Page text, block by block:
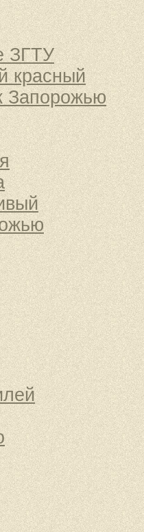
ЗГТУ
красный
Запорожью